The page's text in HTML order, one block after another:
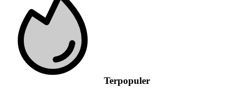
Terpopuler